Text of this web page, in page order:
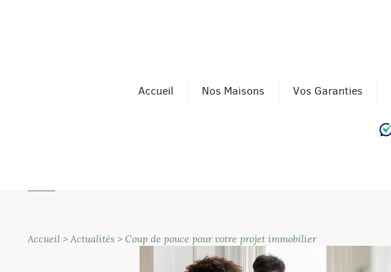
Accueil Nos Maisons Vos Garanties
Accueil > Actualités > Coup de pouce pour votre projet immobilier